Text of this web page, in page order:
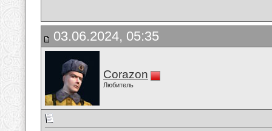
03.06.2024, 05:35
Corazon
Любитель